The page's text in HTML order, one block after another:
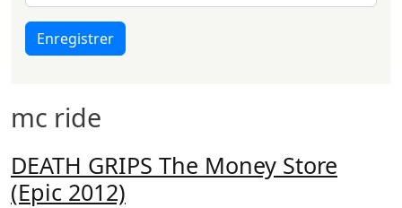
mc ride
DEATH GRIPS The Money Store
(Epic 2012)
Enregistrer